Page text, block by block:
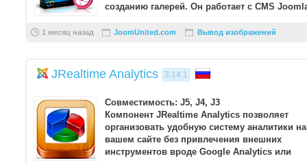
созданию галерей. Он работает с CMS
1 месяц назад JoomUnited.com Вывод изображений
JRealtime Analytics 3.14.1
Совместимость: J5, J4, J3
Компонент JRealtime Analytics позволяет
организовать удобную систему аналитики на
вашем сайте без привлечения внешних
инструментов вроде Google Analytics или